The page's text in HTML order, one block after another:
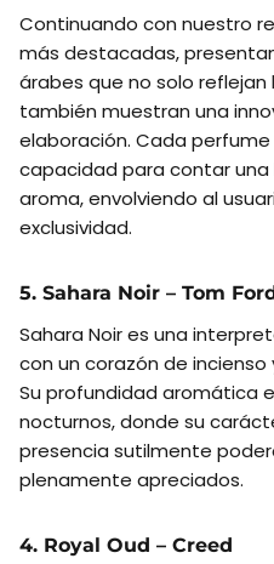
Continuando con nuestro
más destacadas,
árabes que no solo reflejan
también muestran una
elaboración. Cada
capacidad para contar
aroma, envolviendo al
exclusividad.
5. Sahara Noir – Tom
Sahara Noir es una
con un corazón de
Su profundidad aromática
nocturnos, donde su
presencia sutilmente
plenamente apreciados.
4. Royal Oud – Creed